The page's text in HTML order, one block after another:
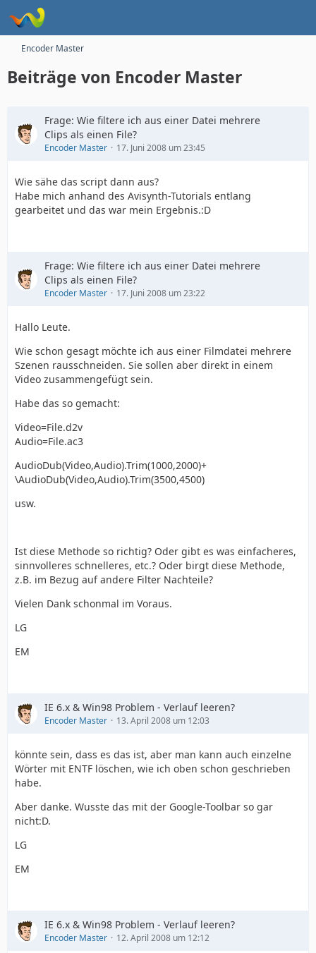
Encoder Master
Beiträge von Encoder Master
Frage: Wie filtere ich aus einer Datei mehrere
Clips als einen File?
Encoder Master 17. Juni 2008 um 23:45
Wie sähe das script dann aus?
Habe mich anhand des Avisynth-Tutorials entlang
gearbeitet und das war mein Ergebnis.:D
Frage: Wie filtere ich aus einer Datei mehrere
Clips als einen File?
Encoder Master 17. Juni 2008 um 23:22
Hallo Leute.
Wie schon gesagt möchte ich aus einer Filmdatei mehrere
Szenen rausschneiden. Sie sollen aber direkt in einem
Video zusammengefügt sein.
Habe das so gemacht:
Video=File.d2v
Audio=File.ac3
AudioDub(Video,Audio).Trim(1000,2000)+
\AudioDub(Video,Audio).Trim(3500,4500)
usw.
Ist diese Methode so richtig? Oder gibt es was einfacheres,
sinnvolleres schnelleres, etc.? Oder birgt diese Methode,
z.B. im Bezug auf andere Filter Nachteile?
Vielen Dank schonmal im Voraus.
LG
EM
IE 6.x & Win98 Problem - Verlauf leeren?
Encoder Master 13. April 2008 um 12:03
könnte sein, dass es das ist, aber man kann auch einzelne
Wörter mit ENTF löschen, wie ich oben schon geschrieben
habe.
Aber danke. Wusste das mit der Google-Toolbar so gar
nicht:D.
LG
EM
IE 6.x & Win98 Problem - Verlauf leeren?
Encoder Master 12. April 2008 um 12:12